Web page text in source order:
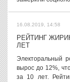
16.08.2019, 14:58
РЕЙТИНГ
ЛЕТ
Электоральный
вырос до 12%,
за 10 лет.